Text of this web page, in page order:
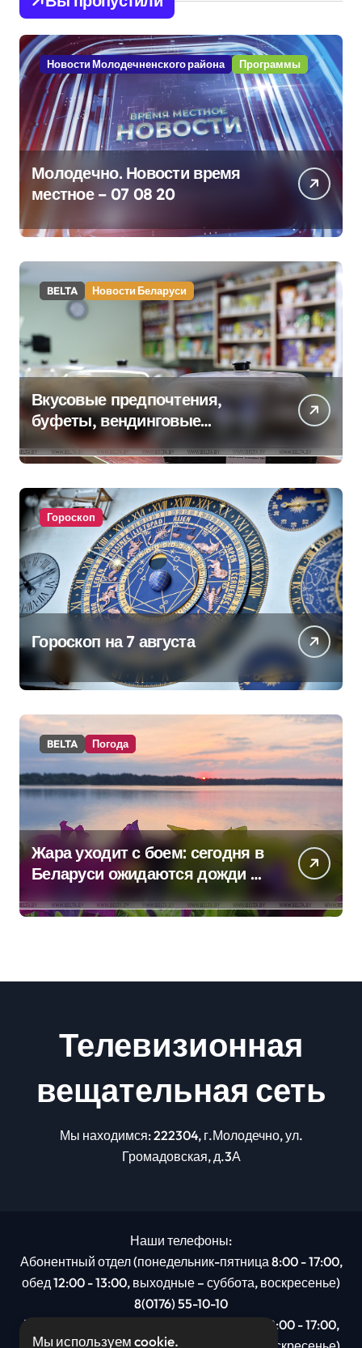
Новости Молодечненского района Программы
Молодечно. Новости время
местное – 07 08 20
BELTA Новости Беларуси
Вкусовые предпочтения,
буфеты, вендинговые
аппараты. Минобразования об
изменениях в школьном
питании
Гороскоп
Гороскоп на 7 августа
BELTA Погода
Жара уходит с боем: сегодня в
Беларуси ожидаются дожди и
грозы
Телевизионная
вещательная сеть
Мы находимся: 222304, г.Молодечно, ул.
Громадовская, д.3А
Наши телефоны:
Абонентный отдел (понедельник-пятница 8:00 - 17:00,
обед 12:00 - 13:00, выходные – суббота, воскресенье)
8(0176) 55-10-10
Рекламный отдел (понедельник-пятница 8:00 - 17:00,
Мы используем cookie.